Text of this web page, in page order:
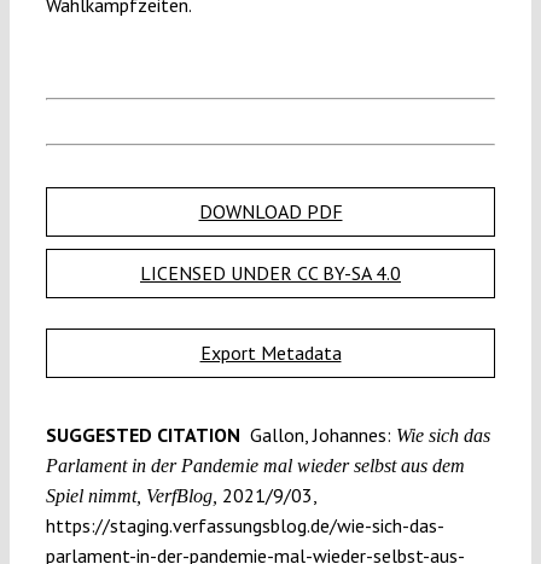
Wahlkampfzeiten.
DOWNLOAD PDF
LICENSED UNDER CC BY-SA 4.0
Export Metadata
SUGGESTED CITATION Gallon, Johannes: Wie sich das
Parlament in der Pandemie mal wieder selbst aus dem
Spiel nimmt, VerfBlog, 2021/9/03,
https://staging.verfassungsblog.de/wie-sich-das-
parlament-in-der-pandemie-mal-wieder-selbst-aus-